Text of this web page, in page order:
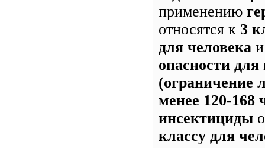
применению
относятся к 3
для человека
опасности для
(ограничение
менее 120-168
инсектициды
классу для